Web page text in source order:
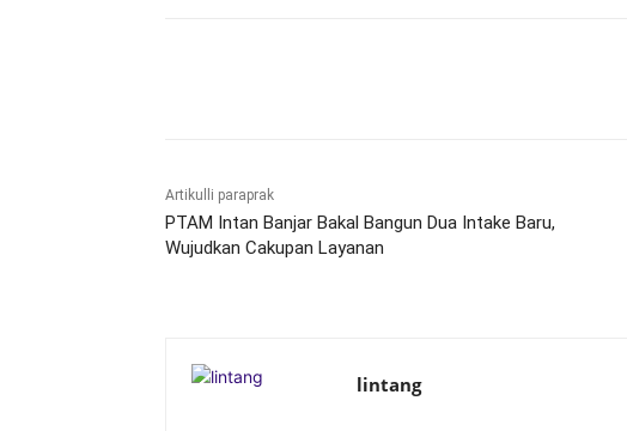
Artikulli paraprak
PTAM Intan Banjar Bakal Bangun Dua Intake Baru,
Wujudkan Cakupan Layanan
lintang